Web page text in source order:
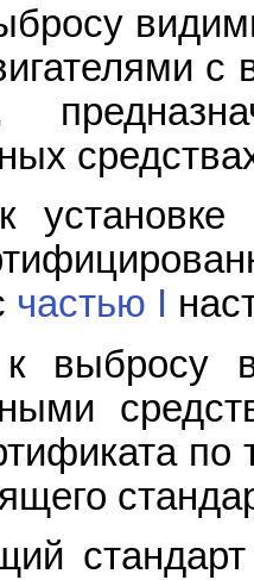
с
частью I
выбросу
по